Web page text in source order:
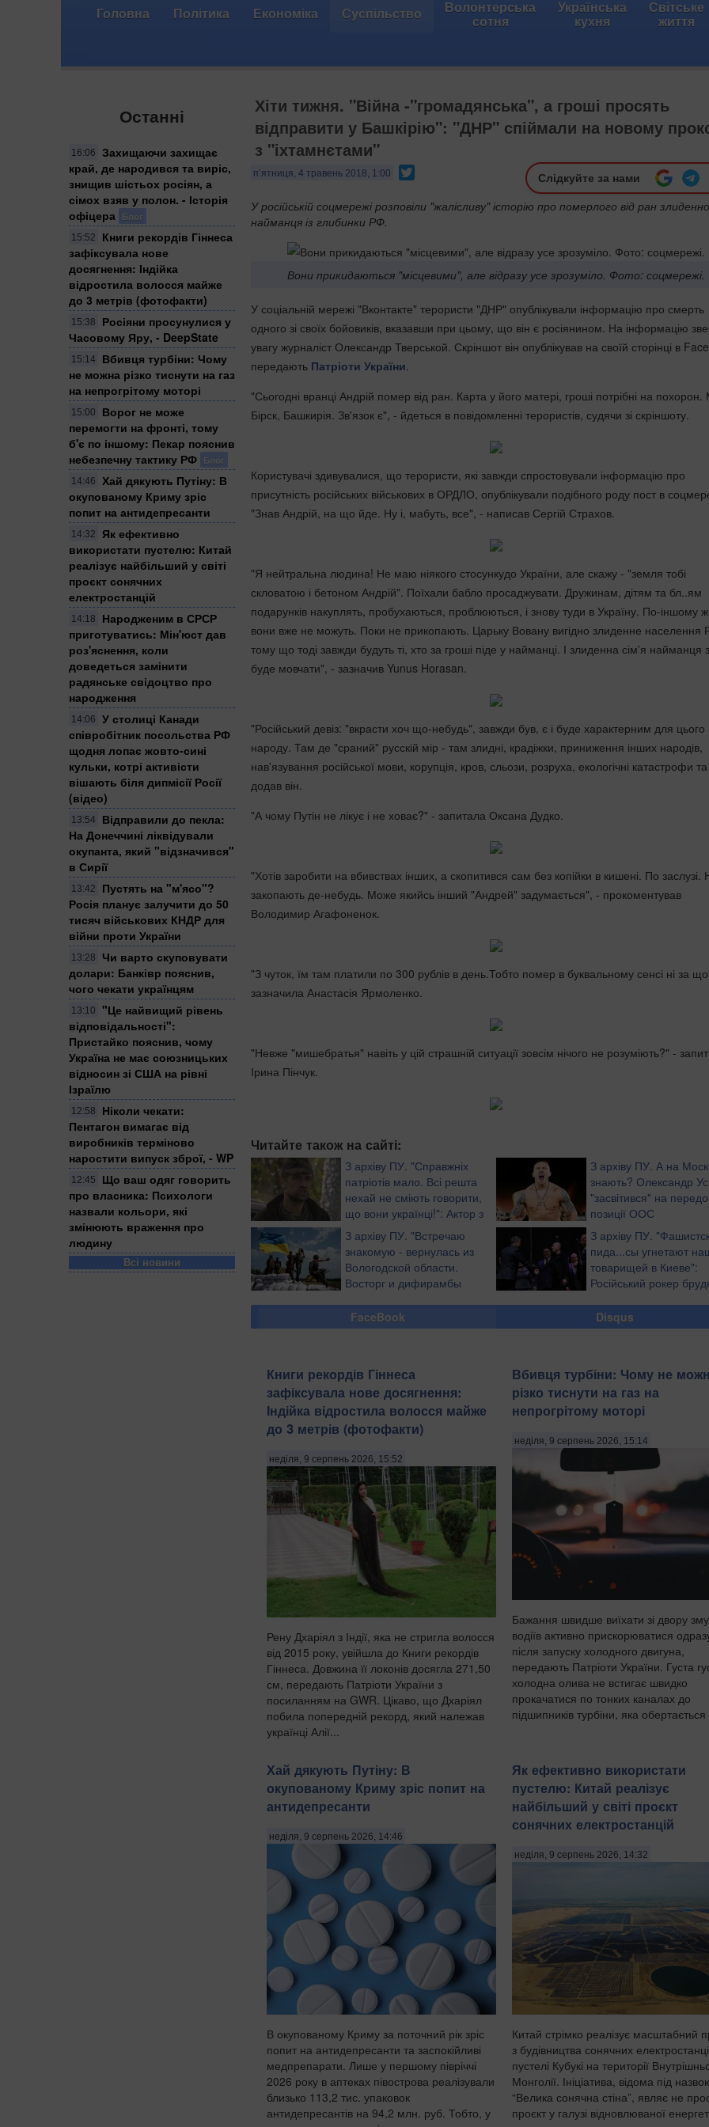
Головна Політика Економіка Суспільство Волонтерська
сотня
Українська
кухня
Світське
життя
Останні
16:06
Захищаючи захищає
край, де народився та виріс,
знищив шістьох росіян, а
сімох взяв у полон. - Історія
офіцера
Блог
15:52
Книги рекордів Гіннеса
зафіксувала нове
досягнення: Індійка
відростила волосся майже
до 3 метрів (фотофакти)
15:38
Росіяни просунулися у
Часовому Яру, - DeepState
15:14
Вбивця турбіни: Чому
не можна різко тиснути на газ
на непрогрітому моторі
15:00
Ворог не може
перемогти на фронті, тому
б'є по іншому: Пекар пояснив
небезпечну тактику РФ Блог
14:46
Хай дякують Путіну: В
окупованому Криму зріс
попит на антидепресанти
14:32
Як ефективно
використати пустелю: Китай
реалізує найбільший у світі
проєкт сонячних
електростанцій
14:18
Народженим в СРСР
приготуватись: Мін'юст дав
роз'яснення, коли
доведеться замінити
радянське свідоцтво про
народження
14:06
У столиці Канади
співробітник посольства РФ
щодня лопає жовто-сині
кульки, котрі активісти
вішають біля дипмісії Росії
(відео)
13:54
Відправили до пекла:
На Донеччині ліквідували
окупанта, який "відзначився"
в Сирії
13:42
Пустять на "м'ясо"?
Росія планує залучити до 50
тисяч військових КНДР для
війни проти України
13:28
Чи варто скуповувати
долари: Банківр пояснив,
чого чекати українцям
13:10
"Це найвищий рівень
відповідальності":
Пристайко пояснив, чому
Україна не має союзницьких
відносин зі США на рівні
Ізраїлю
12:58
Ніколи чекати:
Пентагон вимагає від
виробників терміново
наростити випуск зброї, - WP
12:45
Що ваш одяг говорить
про власника: Психологи
назвали кольори, які
змінюють враження про
людину
Всі новини
Хіти тижня. "Війна -"громадянська", а гроші просять
відправити у Башкірію": "ДНР" спіймали на новому
з "іхтамнєтами"
п’ятниця, 4 травень 2018, 1:00 Слідкуйте за нами
У російській соцмережі розповіли "жалісливу" історію про померлого від ран
найманця із глибинки РФ.
Вони прикидаються "місцевими", але відразу усе зрозуміло. Фото: соцмережі.
У соціальній мережі "Вконтакте" терористи "ДНР" опублікували інформацію про смерть
одного зі своїх бойовиків, вказавши при цьому, що він є росіянином. На інформацію
увагу журналіст Олександр Тверськой. Скріншот він опублікував на своїй сторінці в
передають Патріоти України.
"Сьогодні вранці Андрій помер від ран. Карта у його матері, гроші потрібні на похорон.
Бірск, Башкирія. Зв'язок є", - йдеться в повідомленні терористів, судячи зі скріншоту.
Користувачі здивувалися, що терористи, які завжди спростовували інформацію про
присутність російських військових в ОРДЛО, опублікували подібного роду пост в
"Знав Андрій, на що йде. Ну і, мабуть, все", - написав Сергій Страхов.
"Я нейтральна людина! Не маю ніякого стосункудо України, але скажу - "земля тобі
скловатою і бетоном Андрій". Поїхали бабло просаджувати. Дружинам, дітям та бл..ям
подарунків накуплять, пробухаються, проблюються, і знову туди в Україну. По-іншому
вони вже не можуть. Поки не прикопають. Царьку Вовану вигідно злиденне населення
тому що тоді завжди будуть ті, хто за гроші піде у найманці. І злиденна сім'я найманця
буде мовчати", - зазначив Yunus Horasan.
"Російський девіз: "вкрасти хоч що-небудь", завжди був, є і буде характерним для цього
народу. Там де "сраний" русскій мір - там злидні, крадіжки, приниження інших народів,
нав'язування російської мови, корупція, кров, сльози, розруха, екологічні катастрофи та
додав він.
"А чому Путін не лікує і не ховає?" - запитала Оксана Дудко.
"Хотів заробити на вбивствах інших, а скопитився сам без копійки в кишені. По заслузі.
закопають де-небудь. Може якийсь інший "Андрей" задумається", - прокоментував
Володимир Агафоненок.
"З чуток, їм там платили по 300 рублів в день.Тобто помер в буквальному сенсі ні за
зазначила Анастасія Ярмоленко.
"Невже "мишебратья" навіть у цій страшній ситуації зовсім нічого не розуміють?" -
Ірина Пінчук.
Читайте також на сайті:
З архіву ПУ. "Справжніх
патріотів мало. Всі решта
нехай не сміють говорити,
що вони українці!": Актор з
РФ, який воює за Україну на
Донбасі, вразив проникливою промовою
З архіву ПУ. А на
знають? Олександр
"засвітився" на
позиції ООС
З архіву ПУ. "Встречаю
знакомую - вернулась из
Вологодской области.
Восторг и дифирамбы
время поездки ее обожаемая страна убила
десяток ребят в той стране, где она живет", -
З архіву ПУ.
пида...сы угнетают
товарищей в Киеве":
Російський рокер
FaceBook Disqus
Книги рекордів Гіннеса
зафіксувала нове досягнення:
Індійка відростила волосся майже
до 3 метрів (фотофакти)
неділя, 9 серпень 2026, 15:52
Рену Дхаріял з Індії, яка не стригла волосся
від 2015 року, увійшла до Книги рекордів
Гіннеса. Довжина її локонів досягла 271,50
см, передають Патріоти України з
посиланням на GWR. Цікаво, що Дхаріял
побила попередній рекорд, який належав
українці Алії...
Вбивця турбіни: Чому не
різко тиснути на газ на
непрогрітому моторі
неділя, 9 серпень 2026, 15:14
Бажання швидше виїхати зі двору
водіїв активно прискорюватися
після запуску холодного двигуна,
передають Патріоти України. Густа
холодна олива не встигає швидко
прокачатися по тонких каналах до
підшипників турбіни, яка обертається
Хай дякують Путіну: В
окупованому Криму зріс попит на
антидепресанти
неділя, 9 серпень 2026, 14:46
В окупованому Криму за поточний рік зріс
попит на антидепресанти та заспокійливі
медпрепарати. Лише у першому півріччі
2026 року в аптеках півострова реалізували
близько 113,2 тис. упаковок
антидепресантів на 94,2 млн. руб. Тобто, у
Як ефективно використати
пустелю: Китай реалізує
найбільший у світі проєкт
сонячних електростанцій
неділя, 9 серпень 2026, 14:32
Китай стрімко реалізує масштабний
з будівництва сонячних
пустелі Кубукі на території
Монголії. Ініціатива, відома під
“Велика сонячна стіна”, являє не
проєкт у галузі відновлюваної